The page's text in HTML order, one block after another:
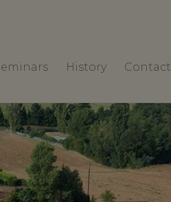
History Contact